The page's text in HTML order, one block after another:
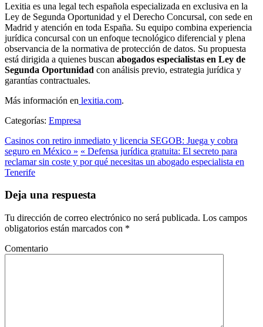
Lexitia es una legal tech española especializada en exclusiva en la
Ley de Segunda Oportunidad y el Derecho Concursal, con sede en
Madrid y atención en toda España. Su equipo combina experiencia
jurídica concursal con un enfoque tecnológico diferencial y plena
observancia de la normativa de protección de datos. Su propuesta
está dirigida a quienes buscan abogados especialistas en Ley de
Segunda Oportunidad con análisis previo, estrategia jurídica y
garantías contractuales.
Más información en lexitia.com.
Categorías: Empresa
Casinos con retiro inmediato y licencia SEGOB: Juega y cobra
seguro en México » « Defensa jurídica gratuita: El secreto para
reclamar sin coste y por qué necesitas un abogado especialista en
Tenerife
Deja una respuesta
Tu dirección de correo electrónico no será publicada. Los campos
obligatorios están marcados con *
Comentario